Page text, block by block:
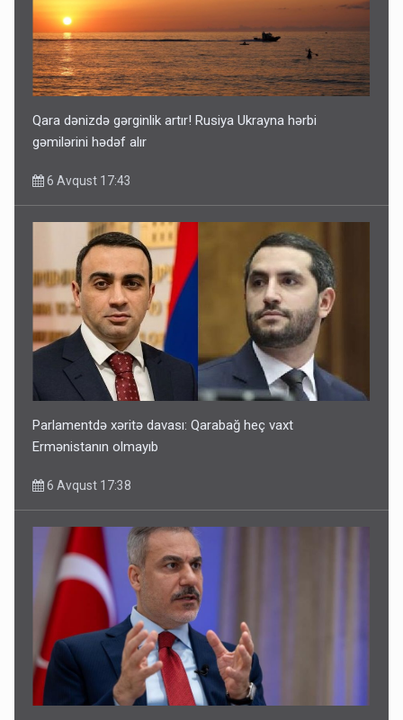
Qara dənizdə gərginlik artır! Rusiya Ukrayna hərbi
gəmilərini hədəf alır
6 Avqust 17:43
Parlamentdə xəritə davası: Qarabağ heç vaxt
Ermənistanın olmayıb
6 Avqust 17:38